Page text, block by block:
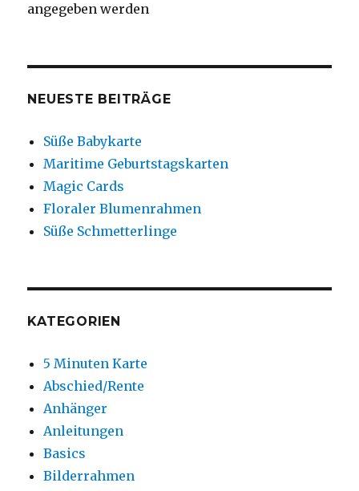
angegeben werden
NEUESTE BEITRÄGE
Süße Babykarte
Maritime Geburtstagskarten
Magic Cards
Floraler Blumenrahmen
Süße Schmetterlinge
KATEGORIEN
5 Minuten Karte
Abschied/Rente
Anhänger
Anleitungen
Basics
Bilderrahmen